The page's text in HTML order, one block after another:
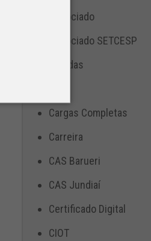
Associado
Associado SETCESP
Bebidas
Cargas Completas
Carreira
CAS Barueri
CAS Jundiaí
Certificado Digital
CIOT